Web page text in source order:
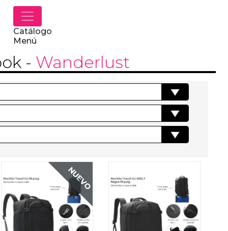
Catálogo
Menú
- Wanderlust
NUEVO